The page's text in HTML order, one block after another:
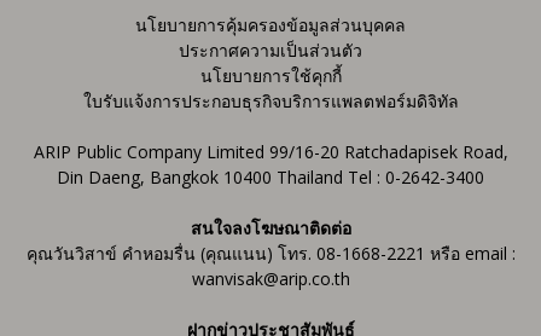
นโยบายการคุ้มครองข้อมูลส่วนบุคคล
ประกาศความเป็นส่วนตัว
นโยบายการใช้คุกกี้
ใบรับแจ้งการประกอบธุรกิจบริการแพลตฟอร์มดิจิทัล
ARIP Public Company Limited 99/16-20 Ratchadapisek Road,
Din Daeng, Bangkok 10400 Thailand Tel : 0-2642-3400
สนใจลงโฆษณาติดต่อ
คุณวันวิสาข์ คำหอมรื่น (คุณแนน) โทร. 08-1668-2221 หรือ email :
wanvisak@arip.co.th
ฝากข่าวประชาสัมพันธ์